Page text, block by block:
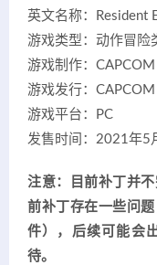
英文名称：Resident
游戏类型：动作冒险
游戏制作：CAPCOM
游戏发行：CAPCOM
游戏平台：PC
发售时间：2021年5
注意：目前补丁并
前补丁存在一些问
件），后续可能会
待。